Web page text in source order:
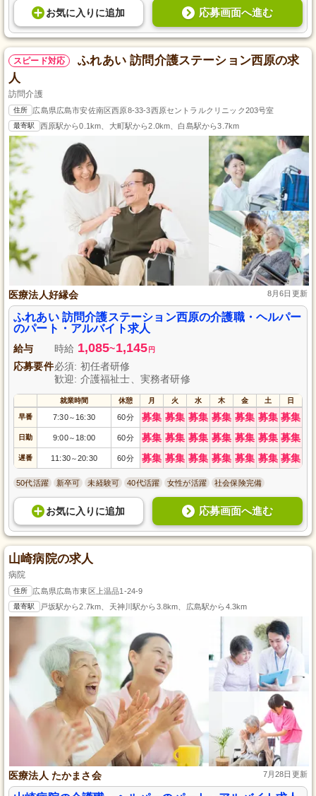
お気に入り に追加 応募画面へ進む
スピード対応
ふれあい 訪問介護ステーション西原の求
人
訪問介護
住所 広島県広島市安佐南区西原8-33-3西原セントラルクリニック203号室
最寄駅 西原駅から0.1km、大町駅から2.0km、白島駅から3.7km
医療法人好縁会 8月6日更新
ふれあい 訪問介護ステーション西原の介護職・ヘルパー
のパート・アルバイト求人
給与 時給 1,085~1,145 円
応募要件必須: 初任者研修
歓迎: 介護福祉士、実務者研修
就業時間 休憩 月 火 水 木 金 土 日
早番 7:30～ 16:30 60分 募集 募集 募集 募集 募集 募集 募集
日勤 9:00～ 18:00 60分 募集 募集 募集 募集 募集 募集 募集
遅番 11:30～20:30 60分 募集 募集 募集 募集 募集 募集 募集
50代活躍 新卒可 未経験可 40代活躍 女性が活躍 社会保険完備
お気に入り に追加 応募画面へ進む
山崎病院の求人
病院
住所 広島県広島市東区上温品1-24-9
最寄駅 戸坂駅から2.7km、天神川駅から3.8km、広島駅から4.3km
医療法人 たかまさ会 7月28日更新